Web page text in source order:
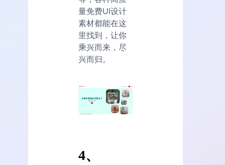
量免费UI设计
素材都能在这
里找到，让你
乘兴而来，尽
兴而归。
4、